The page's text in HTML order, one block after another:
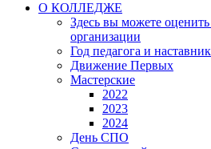
О КОЛЛЕДЖЕ
Здесь вы можете
организации
Год педагога и
Движение Первых
Мастерские
2022
2023
2024
День СПО